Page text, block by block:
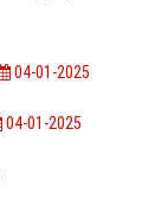
04-01-2025
04-01-2025